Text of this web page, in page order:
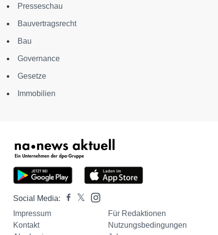
Presseschau
Bauvertragsrecht
Bau
Governance
Gesetze
Immobilien
Social Media:
Impressum
Für Redaktionen
Kontakt
Nutzungsbedingungen